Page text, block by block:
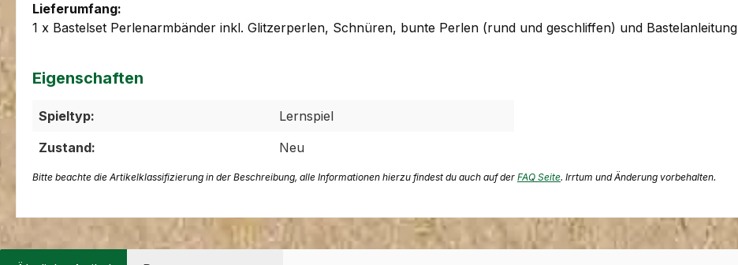
Lieferumfang:
1 x Bastelset Perlenarmbänder inkl. Glitzerperlen, Schnüren, bunte Perlen (rund und geschliffen) und Bastelanleitung
Eigenschaften
Spieltyp:
Lernspiel
Zustand:
Neu
Bitte beachte die Artikelklassifizierung in der Beschreibung, alle Informationen hierzu findest du auch auf der FAQ Seite. Irrtum und Änderung vorbehalten.